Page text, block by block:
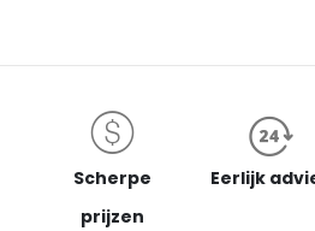
Scherpe
prijzen
Eerlijk